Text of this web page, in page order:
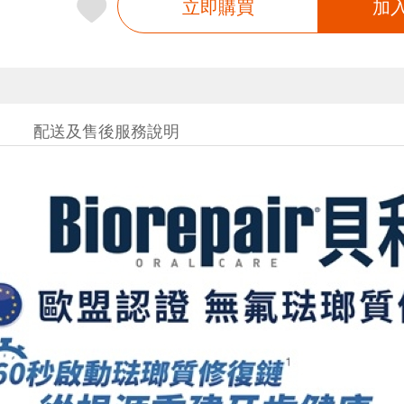
立即購買 加
配送及售後服務說明